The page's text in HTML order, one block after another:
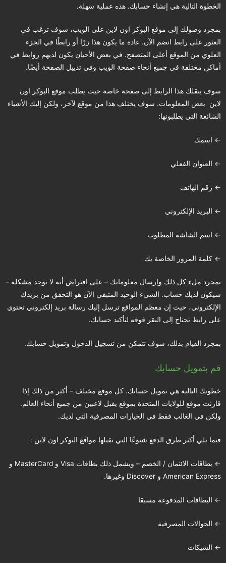
الخطوة التالية هي إنشاء حسابك. هذه عملية سهلة.
بمجرد وصولك إلى موقع البوكر اون لاين على الويب، سوف ترغب في
العثور على رابط انضم الآن. عادة ما يكون هذا زرًا أو رابطًا في الجزء
العلوي من الموقع أعلى المتصفح. في بعض الأحيان يكون لديهم روابط في
أماكن مختلفة في جميع أنحاء صفحة الويب وفي تذييل الصفحة أيضًا.
سوف ينقلك هذا الرابط إلى صفحة خاصة حيث يطلب موقع البوكر اون
لاين بعض المعلومات. سوف يختلف هذا من موقع لآخر، ولكن إليك الأشياء
الشائعة التي يطلبونها:
← اسمك
← العنوان الفعلي
← رقم الهاتف
← البريد الإلكتروني
← اسم الشاشة المطلوب
← كلمة المرور الخاصة بك
بمجرد ملء كل ذلك وإرسال معلوماتك – على افتراض أنه لا توجد مشكلة –
سيكون لديك حساب. الشيء الوحيد المتبقي الآن هو التحقق من بريدك
الإلكتروني، حيث إن معظم المواقع ترسل إليك رسالة بريد إلكتروني تحتوي
على رابط تحتاج إلى النقر فوقه لتأكيد حسابك.
بمجرد القيام بذلك، سوف تتمكن من تسجيل الدخول وتمويل حسابك.
قم بتمويل حسابك
خطوتك التالية هي تمويل حسابك. كل موقع مختلف – أكثر من ذلك إذا
قارنت موقع للولايات المتحدة بموقع يقبل لاعبين من جميع أنحاء العالم.
ولكن في الغالب فقط في الخيارات المصرفية التي لديك.
فيما يلي أكثر طرق الدفع شيوعًا التي تقبلها مواقع البوكر اون لاين :
← بطاقات الائتمان / الخصم – ويشمل ذلك بطاقات Visa و MasterCard و
American Express و Discover وغيرها.
← البطاقات المدفوعة مسبقا
← الحوالات المصرفية
← الشيكات